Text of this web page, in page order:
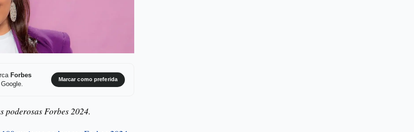
Forbes
Marcar como preferida
poderosas Forbes 2024.